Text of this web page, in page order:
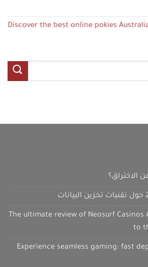
Discover the best online pokies
الاختراق؟
The ultimate review of Neosurf Casinos
to
Experience seamless gaming: fast